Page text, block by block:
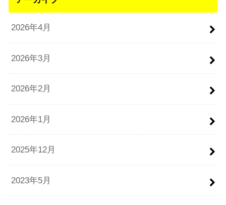
2026年4月
2026年3月
2026年2月
2026年1月
2025年12月
2023年5月